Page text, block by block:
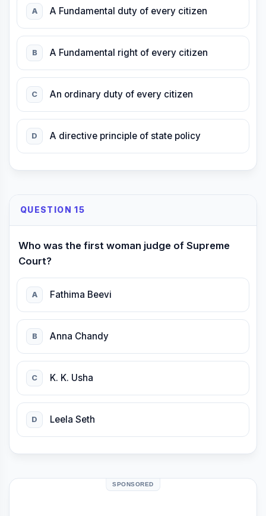
A A Fundamental duty of every citizen
B A Fundamental right of every citizen
C An ordinary duty of every citizen
D A directive principle of state policy
QUESTION 15
Who was the first woman judge of Supreme
Court?
A Fathima Beevi
B Anna Chandy
C K. K. Usha
D Leela Seth
SPONSORED